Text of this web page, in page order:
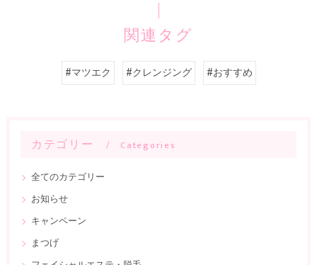
関連タグ
#マツエク #クレンジング #おすすめ
カテゴリー Categories
全てのカテゴリー
お知らせ
キャンペーン
まつげ